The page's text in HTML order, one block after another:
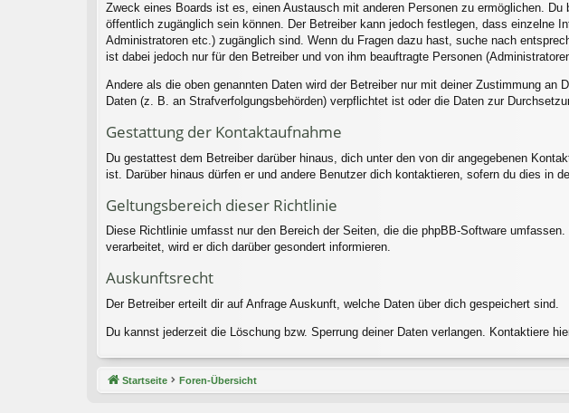
Zweck eines Boards ist es, einen Austausch mit anderen Personen zu ermöglichen.
öffentlich zugänglich sein können. Der Betreiber kann jedoch festlegen, dass einzelne
Administratoren etc.) zugänglich sind. Wenn du Fragen dazu hast, suche nach
ist dabei jedoch nur für den Betreiber und von ihm beauftragte Personen
Andere als die oben genannten Daten wird der Betreiber nur mit deiner Zustimmung
Daten (z. B. an Strafverfolgungsbehörden) verpflichtet ist oder die Daten zur
Gestattung der Kontaktaufnahme
Du gestattest dem Betreiber darüber hinaus, dich unter den von dir angegebenen
ist. Darüber hinaus dürfen er und andere Benutzer dich kontaktieren, sofern du dies in
Geltungsbereich dieser Richtlinie
Diese Richtlinie umfasst nur den Bereich der Seiten, die die phpBB-Software
verarbeitet, wird er dich darüber gesondert informieren.
Auskunftsrecht
Der Betreiber erteilt dir auf Anfrage Auskunft, welche Daten über dich gespeichert sind.
Du kannst jederzeit die Löschung bzw. Sperrung deiner Daten verlangen. Kontaktiere
Startseite Foren-Übersicht